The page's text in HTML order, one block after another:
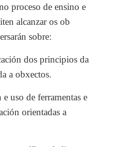
proceso de ensino e
alcanzar os ob
sobre:
dos principios da
a obxectos.
uso de ferramentas e
orientadas a